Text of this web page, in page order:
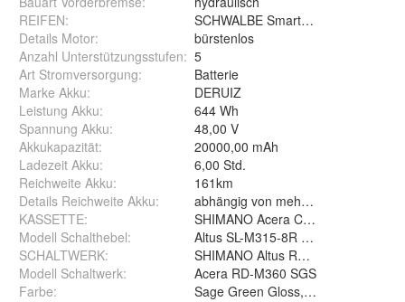
REIFEN:
SCHWALBE Smart Sam, K-Guard,
Details Motor:
bürstenlos
Anzahl Unterstützungsstufen: 5
Art Stromversorgung:
Batterie
Marke Akku:
DERUIZ
Leistung Akku:
644 Wh
Spannung Akku:
48,00 V
Akkukapazität:
20000,00 mAh
Ladezeit Akku:
6,00 Std.
Reichweite Akku:
161km
Details Reichweite Akku:
abhängig von mehreren Faktoren
KASSETTE:
SHIMANO Acera CS-HG41-8, 11-
Modell Schalthebel:
Altus SL-M315-8R RAPIDFIRE
SCHALTWERK:
SHIMANO Altus RD-M310-Smart,
Modell Schaltwerk:
Acera RD-M360 SGS
Farbe: